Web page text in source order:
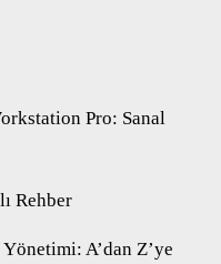
Pro: Sanal
Rehber
A’dan Z’ye